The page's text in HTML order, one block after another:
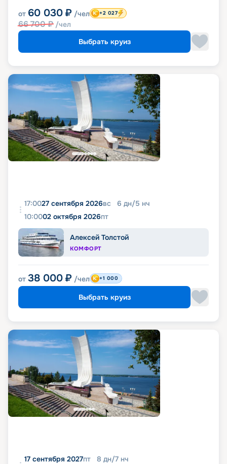
от 60 030 ₽ /чел
66 700₽ /чел
+2 027
Выбрать круиз
17:0027 сентября 2026вс 6 дн/5 нч
10:0002 октября 2026пт
Алексей Толстой
КОМФОРТ
от 38 000 ₽ /чел +1 000
Выбрать круиз
17 сентября 2027пт 8 дн/7 нч